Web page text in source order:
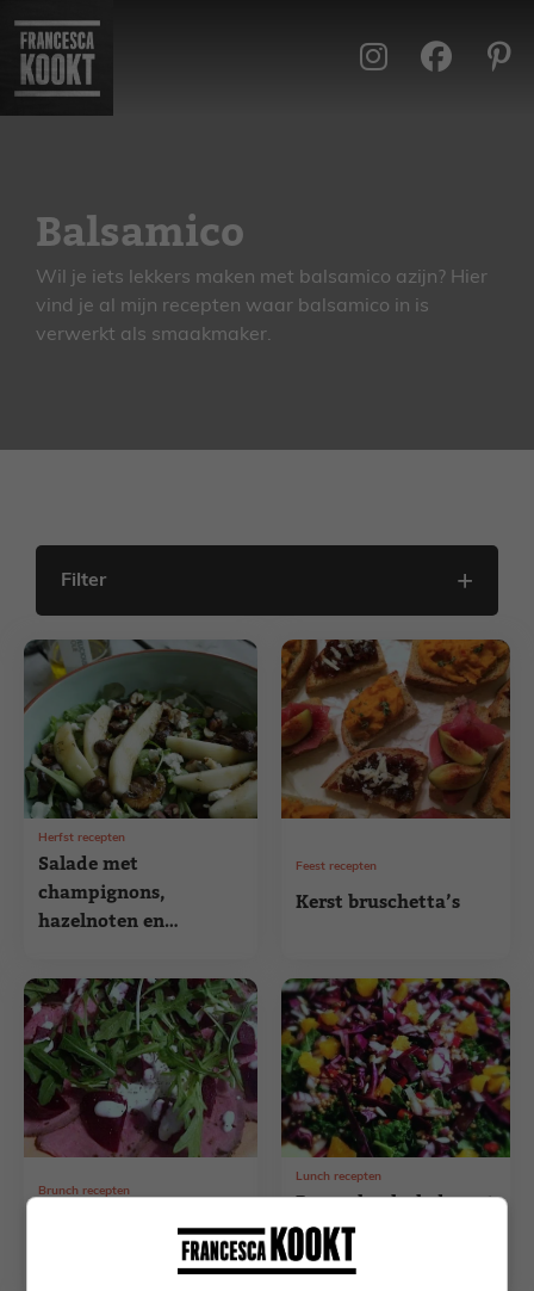
naar
inhoud
Balsamico
Wil je iets lekkers maken met balsamico azijn? Hier
vind je al mijn recepten waar balsamico in is
verwerkt als smaakmaker.
Filter
Salade met
champignons,
hazelnoten en
Herfst recepten
Kerst bruschetta’s
Feest recepten
Rosbief carpaccio met
balsamico bietjes
Brunch recepten
Boerenkoolsalade met
rode kool, mandarijn
en balsamico
Lunch recepten